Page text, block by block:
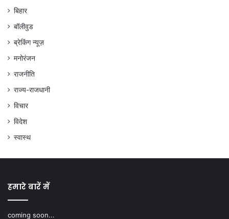
बिहार
बॉलीवुड
ब्रेकिंग न्यूज़
मनोरंजन
राजनीति
राज्य-राजधानी
विचार
विदेश
स्वास्थ
हमारे बारें में
coming soon...